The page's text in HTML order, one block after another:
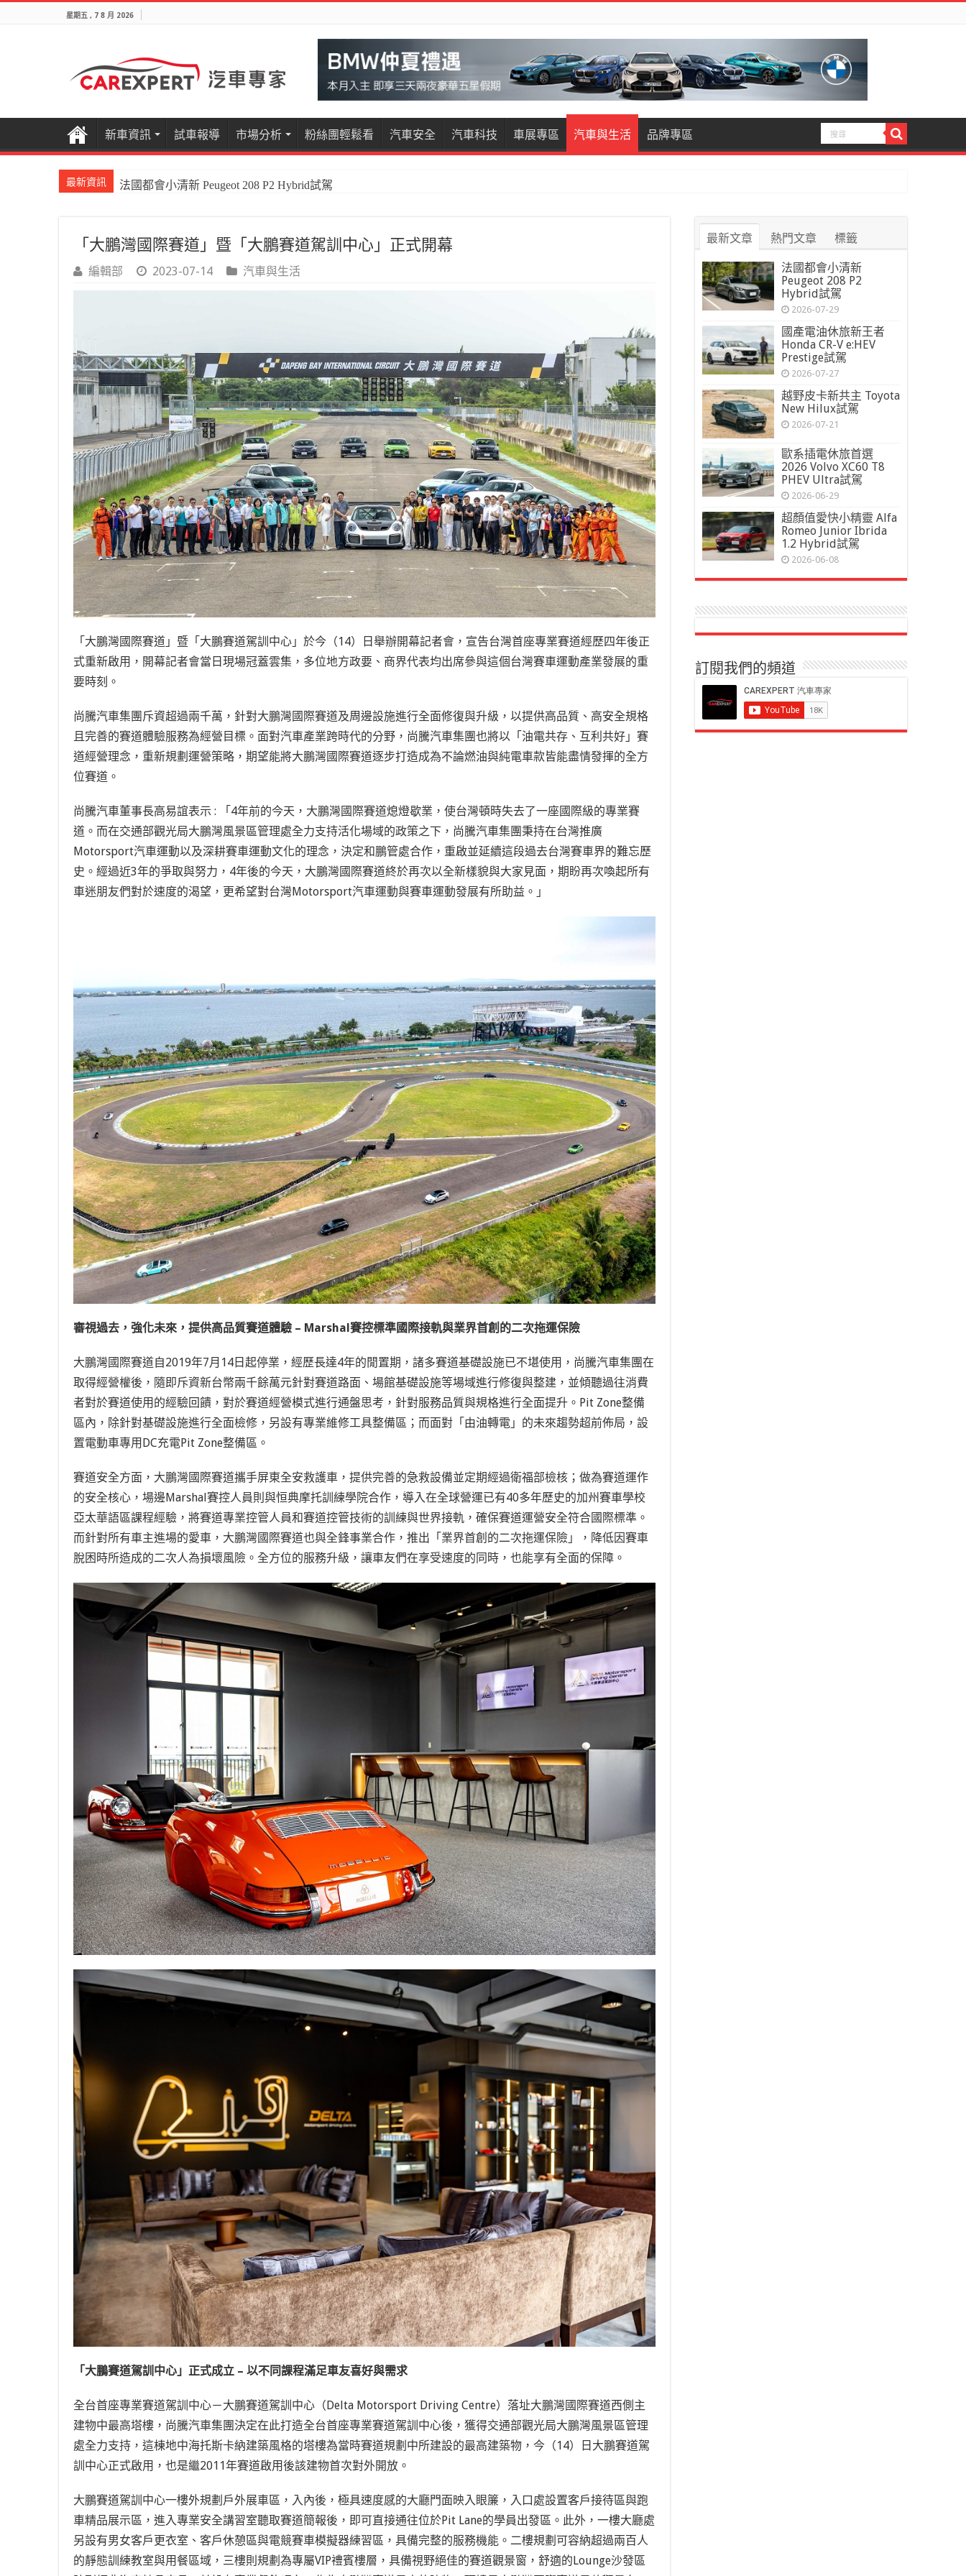
星期五 , 7 8 月 2026
新車資訊 試車報導 市場分析 粉絲團輕鬆看 汽車安全 汽車科技 車展專區 汽車與生活 品牌專區
最新資訊 法國都會小清新 Peugeot 208 P2 Hybrid試駕
國產電油休旅新王者Honda CR-V e:HEV Prestige試駕
「大鵬灣國際賽道」暨「大鵬賽道駕訓中心」正式開幕
編輯部 2023-07-14 汽車與生活
「大鵬灣國際賽道」暨「大鵬賽道駕訓中心」於今（14）日舉辦開幕記者會，宣告台灣首座專業賽道經歷四年後正
式重新啟用，開幕記者會當日現場冠蓋雲集，多位地方政要、商界代表均出席參與這個台灣賽車運動產業發展的重
要時刻。
尚騰汽車集團斥資超過兩千萬，針對大鵬灣國際賽道及周邊設施進行全面修復與升級，以提供高品質、高安全規格
且完善的賽道體驗服務為經營目標。面對汽車產業跨時代的分野，尚騰汽車集團也將以「油電共存、互利共好」賽
道經營理念，重新規劃運營策略，期望能將大鵬灣國際賽道逐步打造成為不論燃油與純電車款皆能盡情發揮的全方
位賽道。
尚騰汽車董事長高易誼表示 : 「4年前的今天，大鵬灣國際賽道熄燈歇業，使台灣頓時失去了一座國際級的專業賽
道。而在交通部觀光局大鵬灣風景區管理處全力支持活化場域的政策之下， 尚騰汽車集團秉持在台灣推廣
Motorsport汽車運動以及深耕賽車運動文化的理念，決定和鵬管處合作，重啟並延續這段過去台灣賽車界的難忘歷
史。經過近3年的爭取與努力，4年後的今天，大鵬灣國際賽道終於再次以全新樣貌與大家見面，期盼再次喚起所有
車迷朋友們對於速度的渴望，更希望對台灣Motorsport汽車運動與賽車運動發展有所助益。」
審視過去，強化未來，提供高品質賽道體驗 – Marshal賽控標準國際接軌與業界首創的二次拖運保險
大鵬灣國際賽道自2019年7月14日起停業，經歷長達4年的閒置期，諸多賽道基礎設施已不堪使用，尚騰汽車集團在
取得經營權後，隨即斥資新台幣兩千餘萬元針對賽道路面、場館基礎設施等場域進行修復與整建，並傾聽過往消費
者對於賽道使用的經驗回饋，對於賽道經營模式進行通盤思考，針對服務品質與規格進行全面提升。Pit Zone整備
區內，除針對基礎設施進行全面檢修，另設有專業維修工具整備區；而面對「由油轉電」的未來趨勢超前佈局，設
置電動車專用DC充電Pit Zone整備區。
賽道安全方面，大鵬灣國際賽道攜手屏東全安救護車，提供完善的急救設備並定期經過衛福部檢核；做為賽道運作
的安全核心，場邊Marshal賽控人員則與恒典摩托訓練學院合作，導入在全球營運已有40多年歷史的加州賽車學校
亞太華語區課程經驗，將賽道專業控管人員和賽道控管技術的訓練與世界接軌，確保賽道運營安全符合國際標準。
而針對所有車主進場的愛車，大鵬灣國際賽道也與全鋒事業合作，推出「業界首創的二次拖運保險」，降低因賽車
脫困時所造成的二次人為損壞風險。全方位的服務升級，讓車友們在享受速度的同時，也能享有全面的保障。
「 大鵬賽道駕訓中心」正式成立 – 以不同課程滿足車友喜好與需求
全台首座專業賽道駕訓中心－大鵬賽道駕訓中心（Delta Motorsport Driving Centre）落址大鵬灣國際賽道西側主
建物中最高塔樓 ，尚騰汽車集團決定在此打造全台首座專業賽道駕訓中心後，獲得交通部觀光局大鵬灣風景區管理
處全力支持，這棟地中海托斯卡納建築風格的塔樓為當時賽道規劃中所建設的最高建築物，今（14）日大鵬賽道駕
訓中心正式啟用，也是繼2011年賽道啟用後該建物首次對外開放。
大鵬賽道駕訓中心一樓外規劃戶外展車區，入內後，極具速度感的大廳門面映入眼簾，入口處設置客戶接待區與跑
車精品展示區，進入專業安全講習室聽取賽道簡報後，即可直接通往位於Pit Lane的學員出發區。此外，一樓大廳處
另設有男女客戶更衣室、客戶休憩區與電競賽車模擬器練習區，具備完整的服務機能。二樓規劃可容納超過兩百人
的靜態訓練教室與用餐區域，三樓則規劃為專屬VIP禮賓樓層，具備視野絕佳的賽道觀景窗，舒適的Lounge沙發區
最新文章 熱門文章 標籤
法國都會小清新
Peugeot 208 P2
Hybrid試駕
2026-07-29
國產電油休旅新王者
Honda CR-V e:HEV
Prestige試駕
2026-07-27
越野皮卡新共主 Toyota
New Hilux試駕
2026-07-21
歐系插電休旅首選
2026 Volvo XC60 T8
PHEV Ultra試駕
2026-06-29
超顏值愛快小精靈 Alfa
Romeo Junior Ibrida
1.2 Hybrid試駕
2026-06-08
訂閱我們的頻道